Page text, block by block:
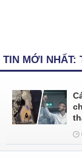
TIN MỚI NHẤT: